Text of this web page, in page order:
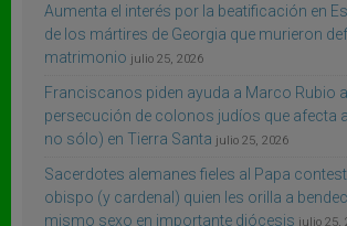
Aumenta el interés por la beatificación en
de los mártires de Georgia que murieron
matrimonio julio 25, 2026
Franciscanos piden ayuda a Marco Rubio
persecución de colonos judíos que afecta
no sólo) en Tierra Santa julio 25, 2026
Sacerdotes alemanes fieles al Papa
obispo (y cardenal) quien les orilla a
mismo sexo en importante diócesis julio 25,